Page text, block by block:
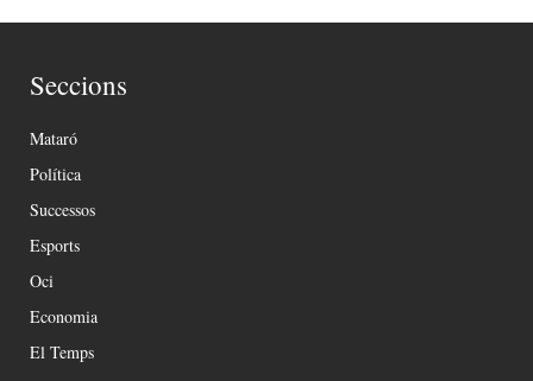
Seccions
Mataró
Política
Successos
Esports
Oci
Economia
El Temps